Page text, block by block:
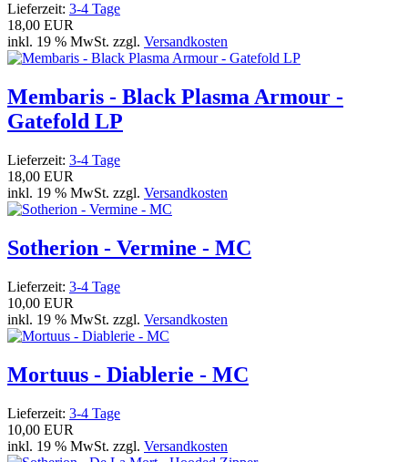
Lieferzeit: 3-4 Tage
18,00 EUR
inkl. 19 % MwSt. zzgl. Versandkosten
Membaris - Black Plasma Armour -
Gatefold LP
Lieferzeit: 3-4 Tage
18,00 EUR
inkl. 19 % MwSt. zzgl. Versandkosten
Sotherion - Vermine - MC
Lieferzeit: 3-4 Tage
10,00 EUR
inkl. 19 % MwSt. zzgl. Versandkosten
Mortuus - Diablerie - MC
Lieferzeit: 3-4 Tage
10,00 EUR
inkl. 19 % MwSt. zzgl. Versandkosten